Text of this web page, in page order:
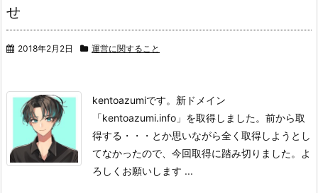
せ
2018年2月2日 運営に関すること
kentoazumiです。 新ドメイン
「kentoazumi.info」を取得しました。 前から取
得する・・・とか思いながら全く取得しようとし
てなかったので、今回取得に踏み切りました。
よ
ろしくお願いします ...